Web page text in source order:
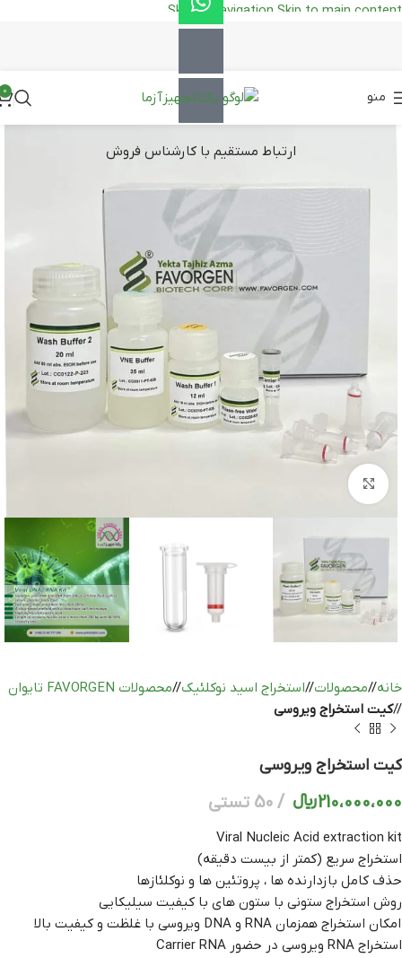
Skip to navigation Skip to main content
ارتباط مستقیم با کارشناس فروش
منو 0
بزرگنمایی تصویر
خانه/ محصولات/ استخراج اسید نوکلئیک/ محصولات FAVORGEN تایوان
/ کیت استخراج ویروسی
کیت استخراج ویروسی
210،000،000﷼ 50 تستی
Viral Nucleic Acid extraction kit
استخراج سریع (کمتر از بیست دقیقه)
حذف کامل بازدارنده ها ، پروتئین ها و نوکلئازها
روش استخراج ستونی با ستون های با کیفیت سیلیکایی
امکان استخراج همزمان RNA و DNA ویروسی با غلظت و کیفیت بالا
استخراج RNA ویروسی در حضور Carrier RNA